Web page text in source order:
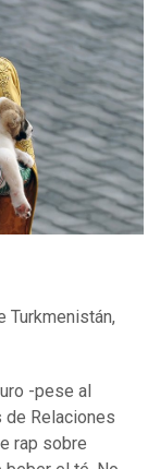
-pese al
Relaciones
rap sobre